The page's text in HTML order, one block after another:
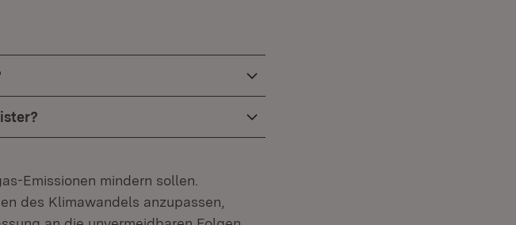
Emissionen mindern sollen.
des Klimawandels anzupassen,